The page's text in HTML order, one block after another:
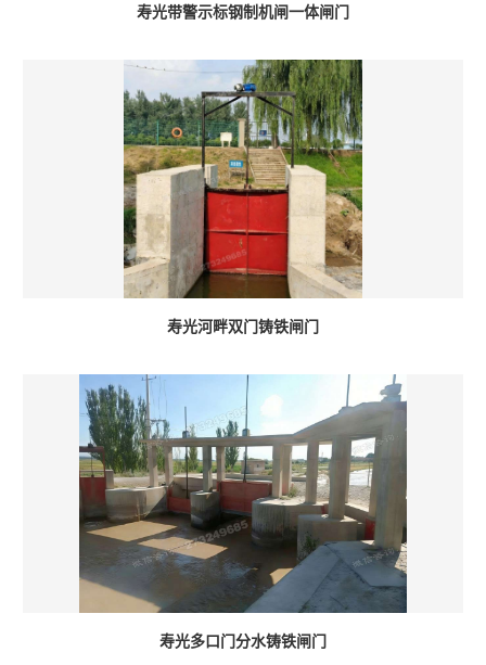
寿光带警示标钢制机闸一体闸门
寿光河畔双门铸铁闸门
寿光多口门分水铸铁闸门